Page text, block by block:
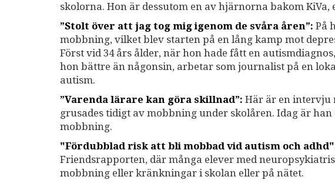
skolorna. Hon är dessutom en av hjärnorna bakom
”Stolt över att jag tog mig igenom de svåra åren”: På
mobbning, vilket blev starten på en lång kamp mot
Först vid 34 års ålder, när hon hade fått en
hon bättre än någonsin, arbetar som journalist på en
autism.
”Varenda lärare kan göra skillnad”: Här är en intervju
grusades tidigt av mobbning under skolåren. Idag är
mobbning.
"Fördubblad risk att bli mobbad vid autism och
Friendsrapporten, där många elever med
mobbning eller kränkningar i skolan eller på nätet.